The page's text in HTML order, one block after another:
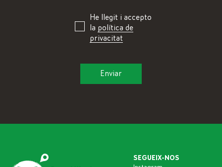
He llegit i accepto
la política de
privacitat
SEGUEIX-NOS